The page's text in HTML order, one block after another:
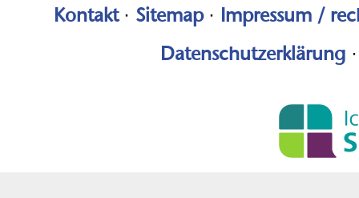
Kontakt· Sitemap·
Impressum /
Datenschutzerklärung